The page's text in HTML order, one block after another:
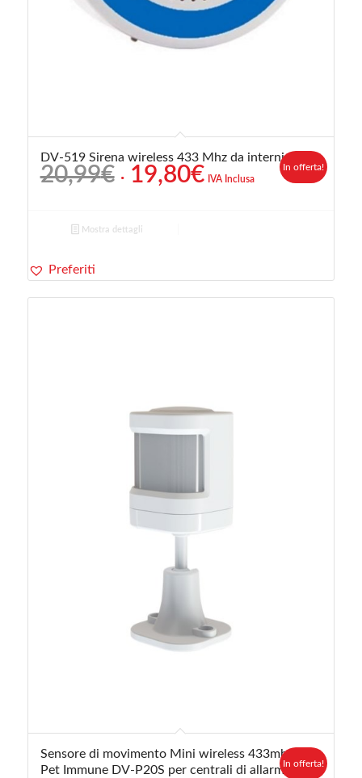
DV-519 Sirena wireless 433 Mhz da interni
20,99€ Il
prezzo
era:
19,80€IlIVA Inclusa
In offerta!
Mostra dettagli
Preferiti
Sensore di movimento Mini wireless 433mhz
Pet Immune DV-P20S per centrali di allarmeIn offerta!